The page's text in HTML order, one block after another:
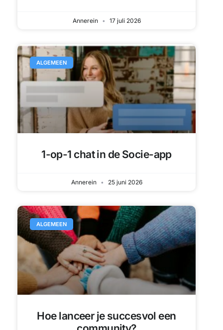
Annerein 17 juli 2026
ALGEMEEN
1-op-1 chat in de Socie-app
Annerein 25 juni 2026
ALGEMEEN
Hoe lanceer je succesvol een